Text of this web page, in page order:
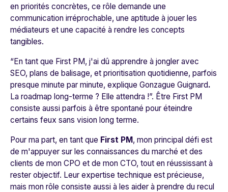
en priorités concrètes, ce rôle demande une
communication irréprochable, une aptitude à jouer les
médiateurs et une capacité à rendre les concepts
tangibles.
“En tant que First PM, j'ai dû apprendre à jongler avec
SEO, plans de balisage, et prioritisation quotidienne, parfois
presque minute par minute, explique Gonzague Guignard.
La roadmap long-terme ? Elle attendra !”. Être First PM
consiste aussi parfois à être spontané pour éteindre
certains feux sans vision long terme.
Pour ma part, en tant que First PM, mon principal défi est
de m'appuyer sur les connaissances du marché et des
clients de mon CPO et de mon CTO, tout en réussissant à
rester objectif. Leur expertise technique est précieuse,
mais mon rôle consiste aussi à les aider à prendre du recul